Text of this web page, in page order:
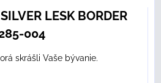
LESK BORDER
004
skrášli Vaše bývanie.